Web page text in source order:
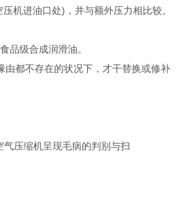
机进油口处)，并与额外压力相比较。
品级合成润滑油。
由都不存在的状况下，才干替换或修补
气压缩机呈现毛病的判别与扫